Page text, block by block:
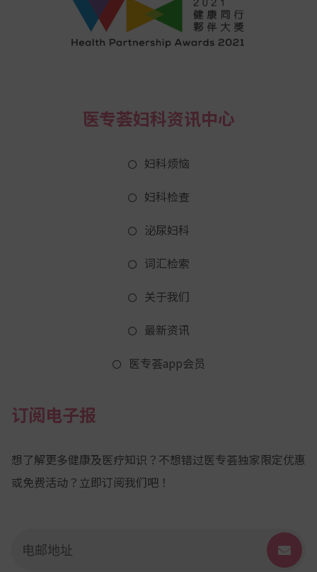
医专荟妇科资讯中心
妇科烦恼
妇科检查
泌尿妇科
词汇检索
关于我们
最新资讯
医专荟app会员
订阅电子报
想了解更多健康及医疗知识？不想错过医专荟独家限定优惠
或免费活动？立即订阅我们吧！